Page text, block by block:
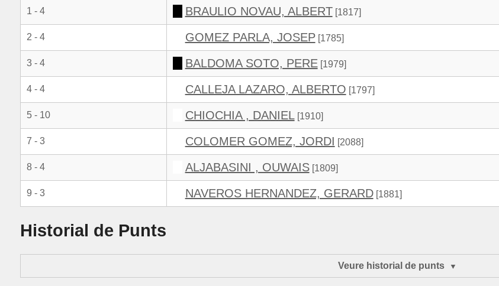
1 - 4 BRAULIO NOVAU, ALBERT [1817]
2 - 4 GOMEZ PARLA, JOSEP[1785]
3 - 4 BALDOMA SOTO, PERE[1979]
4 - 4 CALLEJA LAZARO, ALBERTO [1797]
5 - 10 CHIOCHIA , DANIEL[1910]
7 - 3 COLOMER GOMEZ, JORDI [2088]
8 - 4 ALJABASINI , OUWAIS[1809]
9 - 3 NAVEROS HERNANDEZ, GERARD[1881]
Historial de Punts
Veure historial de punts